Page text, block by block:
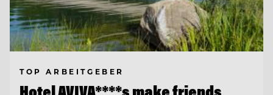
TOP ARBEITGEBER